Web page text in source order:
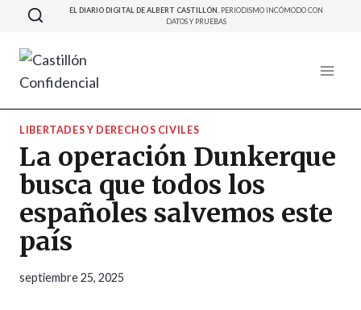
Saltar
contenido
EL DIARIO DIGITAL DE ALBERT CASTILLÓN. PERIODISMO INCÓMODO CON
DATOS Y PRUEBAS
LIBERTADES Y DERECHOS CIVILES
La operación Dunkerque
busca que todos los
españoles salvemos este
país
septiembre 25, 2025